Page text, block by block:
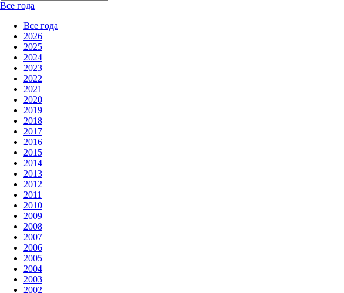
Все года
Все года
2026
2025
2024
2023
2022
2021
2020
2019
2018
2017
2016
2015
2014
2013
2012
2011
2010
2009
2008
2007
2006
2005
2004
2003
2002